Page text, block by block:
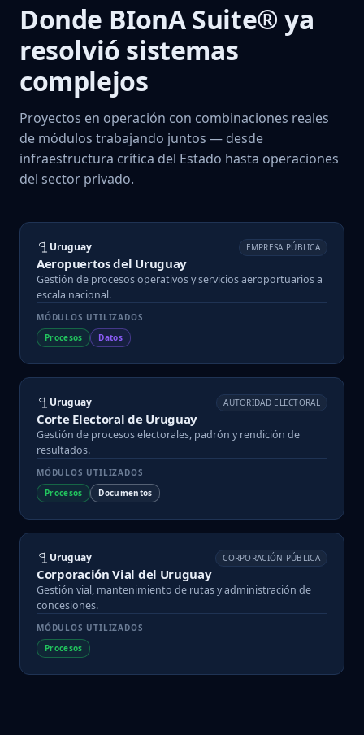
Donde BIonA Suite® ya
resolvió sistemas
complejos
Proyectos en operación con combinaciones reales
de módulos trabajando juntos — desde
infraestructura crítica del Estado hasta operaciones
del sector privado.
Uruguay EMPRESA PÚBLICA
Aeropuertos del Uruguay
Gestión de procesos operativos y servicios aeroportuarios a
escala nacional.
MÓDULOS UTILIZADOS
Procesos
Datos
Uruguay AUTORIDAD ELECTORAL
Corte Electoral de Uruguay
Gestión de procesos electorales, padrón y rendición de
resultados.
MÓDULOS UTILIZADOS
Procesos
Documentos
Uruguay CORPORACIÓN PÚBLICA
Corporación Vial del Uruguay
Gestión vial, mantenimiento de rutas y administración de
concesiones.
MÓDULOS UTILIZADOS
Procesos